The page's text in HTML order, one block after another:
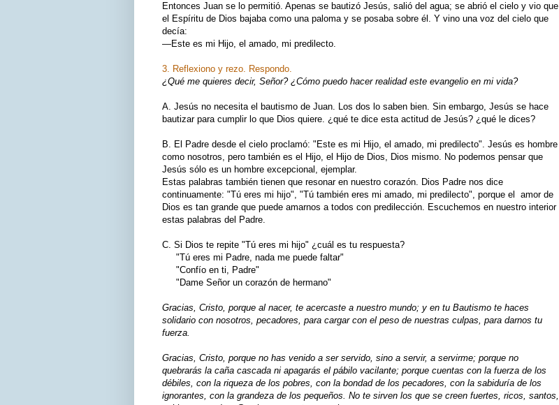
Entonces Juan se lo permitió. Apenas se bautizó Jesús, salió del agua; se abrió el cielo y vio que
el Espíritu de Dios bajaba como una paloma y se posaba sobre él. Y vino una voz del cielo que
decía:
—Este es mi Hijo, el amado, mi predilecto.
3. Reflexiono y rezo. Respondo.
¿Qué me quieres decir, Señor? ¿Cómo puedo hacer realidad este evangelio en mi vida?
A. Jesús no necesita el bautismo de Juan. Los dos lo saben bien. Sin embargo, Jesús se hace
bautizar para cumplir lo que Dios quiere. ¿qué te dice esta actitud de Jesús? ¿qué le dices?
B. El Padre desde el cielo proclamó: "Este es mi Hijo, el amado, mi predilecto". Jesús es hombre
como nosotros, pero también es el Hijo, el Hijo de Dios, Dios mismo. No podemos pensar que
Jesús sólo es un hombre excepcional, ejemplar.
Estas palabras también tienen que resonar en nuestro corazón. Dios Padre nos dice
continuamente: "Tú eres mi hijo", "Tú también eres mi amado, mi predilecto", porque el amor de
Dios es tan grande que puede amarnos a todos con predilección. Escuchemos en nuestro interior
estas palabras del Padre.
C. Si Dios te repite "Tú eres mi hijo" ¿cuál es tu respuesta?
"Tú eres mi Padre, nada me puede faltar"
"Confío en ti, Padre"
"Dame Señor un corazón de hermano"
Gracias, Cristo, porque al nacer, te acercaste a nuestro mundo; y en tu Bautismo te haces
solidario con nosotros, pecadores, para cargar con el peso de nuestras culpas, para darnos tu
fuerza.
Gracias, Cristo, porque no has venido a ser servido, sino a servir, a servirme; porque no
quebrarás la caña cascada ni apagarás el pábilo vacilante; porque cuentas con la fuerza de los
débiles, con la riqueza de los pobres, con la bondad de los pecadores, con la sabiduría de los
ignorantes, con la grandeza de los pequeños. No te sirven los que se creen fuertes, ricos, santos,